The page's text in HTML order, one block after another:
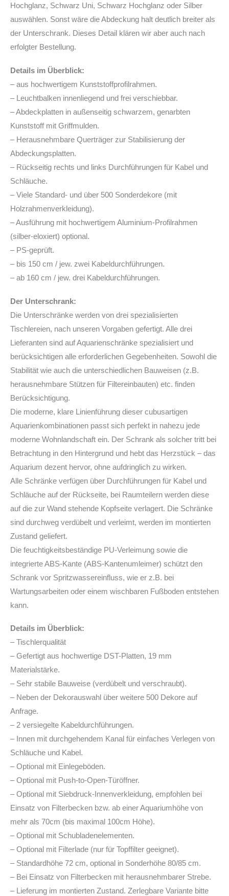
Hochglanz, Schwarz Uni, Schwarz Hochglanz oder Silber
auswählen. Sonst wäre die Abdeckung halt deutlich breiter als
der Unterschrank. Dieses Detail klären wir aber auch nach
erfolgter Bestellung.
Details im Überblick:
– aus hochwertigem Kunststoffprofilrahmen.
– Leuchtbalken innenliegend und frei verschiebbar.
– Abdeckplatten in außenseitig schwarzem, genarbten
Kunststoff mit Griffmulden.
– Herausnehmbare Querträger zur Stabilisierung der
Abdeckungsplatten.
– Rückseitig rechts und links Durchführungen für Kabel und
Schläuche.
– Viele Standard- und über 500 Sonderdekore (mit
Holzrahmenverkleidung).
– Ausführung mit hochwertigem Aluminium-Profilrahmen
(silber-eloxiert) optional.
– PS-geprüft.
– bis 150 cm / jew. zwei Kabeldurchführungen.
– ab 160 cm / jew. drei Kabeldurchführungen.
Der Unterschrank:
Die Unterschränke werden von drei spezialisierten
Tischlereien, nach unseren Vorgaben gefertigt. Alle drei
Lieferanten sind auf Aquarienschränke spezialisiert und
berücksichtigen alle erforderlichen Gegebenheiten. Sowohl die
Stabilität wie auch die unterschiedlichen Bauweisen (z.B.
herausnehmbare Stützen für Filtereinbauten) etc. finden
Berücksichtigung.
Die moderne, klare Linienführung dieser cubusartigen
Aquarienkombinationen passt sich perfekt in nahezu jede
moderne Wohnlandschaft ein. Der Schrank als solcher tritt bei
Betrachtung in den Hintergrund und hebt das Herzstück – das
Aquarium dezent hervor, ohne aufdringlich zu wirken.
Alle Schränke verfügen über Durchführungen für Kabel und
Schläuche auf der Rückseite, bei Raumteilern werden diese
auf die zur Wand stehende Kopfseite verlagert. Die Schränke
sind durchweg verdübelt und verleimt, werden im montierten
Zustand geliefert.
Die feuchtigkeitsbeständige PU-Verleimung sowie die
integrierte ABS-Kante (ABS-Kantenumleimer) schützt den
Schrank vor Spritzwassereinfluss, wie er z.B. bei
Wartungsarbeiten oder einem wischbaren Fußboden entstehen
kann.
Details im Überblick:
– Tischlerqualität
– Gefertigt aus hochwertige DST-Platten, 19 mm
Materialstärke.
– Sehr stabile Bauweise (verdübelt und verschraubt).
– Neben der Dekorauswahl über weitere 500 Dekore auf
Anfrage.
– 2 versiegelte Kabeldurchführungen.
– Innen mit durchgehendem Kanal für einfaches Verlegen von
Schläuche und Kabel.
– Optional mit Einlegeböden.
– Optional mit Push-to-Open-Türöffner.
– Optional mit Siebdruck-Innenverkleidung, empfohlen bei
Einsatz von Filterbecken bzw. ab einer Aquariumhöhe von
mehr als 70cm (bis maximal 100cm Höhe).
– Optional mit Schubladenelementen.
– Optional mit Filterlade (nur für Topffilter geeignet).
– Standardhöhe 72 cm, optional in Sonderhöhe 80/85 cm.
– Bei Einsatz von Filterbecken mit herausnehmbarer Strebe.
– Lieferung im montierten Zustand. Zerlegbare Variante bitte